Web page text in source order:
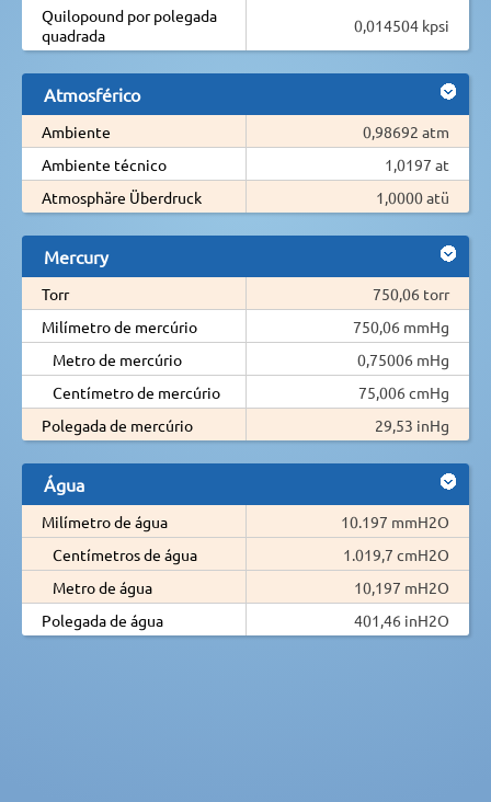
Quilopound por polegada
quadrada
0,014504 kpsi
Atmosférico
Ambiente
0,98692 atm
Ambiente técnico
1,0197 at
Atmosphäre Überdruck
1,0000 atü
Mercury
Torr
750,06 torr
Milímetro de mercúrio
750,06 mmHg
Metro de mercúrio
0,75006 mHg
Centímetro de mercúrio
75,006 cmHg
Polegada de mercúrio
29,53 inHg
Água
Milímetro de água
10.197 mmH2O
Centímetros de água
1.019,7 cmH2O
Metro de água
10,197 mH2O
Polegada de água
401,46 inH2O